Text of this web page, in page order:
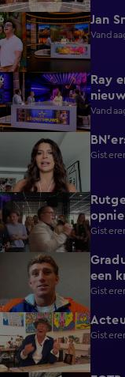
7:33 Jan
4:47
Ray
1:29
een
2:11